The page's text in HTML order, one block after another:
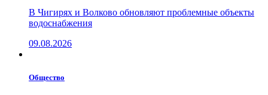
В Чигирях и Волково обновляют проблемные объекты
водоснабжения
09.08.2026
Общество